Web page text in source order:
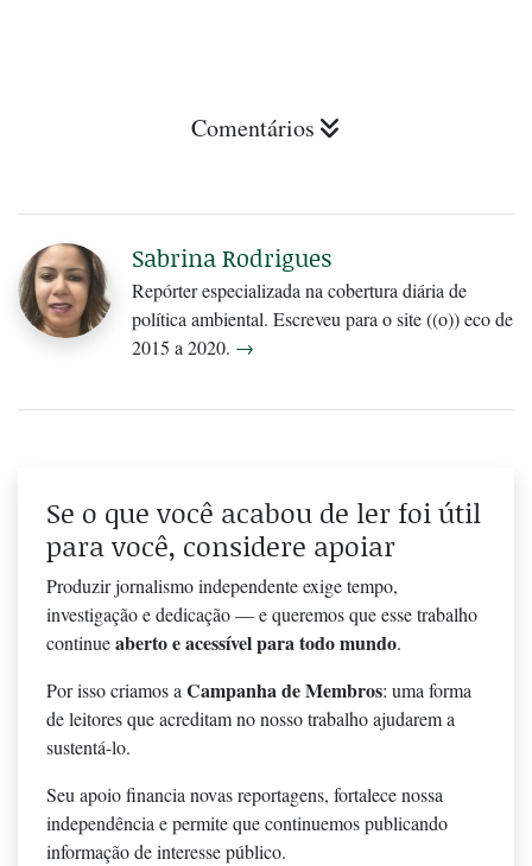
Comentários
Sabrina Rodrigues
Repórter especializada na cobertura diária de
política ambiental. Escreveu para o site ((o)) eco de
2015 a 2020. →
Se o que você acabou de ler foi útil
para você, considere apoiar
Produzir jornalismo independente exige tempo,
investigação e dedicação — e queremos que esse trabalho
continueaberto e acessível para todo mundo.
Por isso criamos a Campanha de Membros: uma forma
de leitores que acreditam no nosso trabalho ajudarem a
sustentá-lo.
Seu apoio financia novas reportagens, fortalece nossa
independência e permite que continuemos publicando
informação de interesse público.